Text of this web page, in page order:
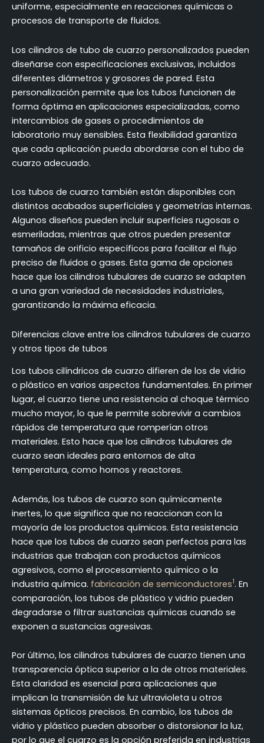
uniforme, especialmente en reacciones químicas o
procesos de transporte de fluidos.
Los cilindros de tubo de cuarzo personalizados pueden
diseñarse con especificaciones exclusivas, incluidos
diferentes diámetros y grosores de pared. Esta
personalización permite que los tubos funcionen de
forma óptima en aplicaciones especializadas, como
intercambios de gases o procedimientos de
laboratorio muy sensibles. Esta flexibilidad garantiza
que cada aplicación pueda abordarse con el tubo de
cuarzo adecuado.
Los tubos de cuarzo también están disponibles con
distintos acabados superficiales y geometrías internas.
Algunos diseños pueden incluir superficies rugosas o
esmeriladas, mientras que otros pueden presentar
tamaños de orificio específicos para facilitar el flujo
preciso de fluidos o gases. Esta gama de opciones
hace que los cilindros tubulares de cuarzo se adapten
a una gran variedad de necesidades industriales,
garantizando la máxima eficacia.
Diferencias clave entre los cilindros tubulares de cuarzo
y otros tipos de tubos
Los tubos cilíndricos de cuarzo difieren de los de vidrio
o plástico en varios aspectos fundamentales. En primer
lugar, el cuarzo tiene una resistencia al choque térmico
mucho mayor, lo que le permite sobrevivir a cambios
rápidos de temperatura que romperían otros
materiales. Esto hace que los cilindros tubulares de
cuarzo sean ideales para entornos de alta
temperatura, como hornos y reactores.
Además, los tubos de cuarzo son químicamente
inertes, lo que significa que no reaccionan con la
mayoría de los productos químicos. Esta resistencia
hace que los tubos de cuarzo sean perfectos para las
industrias que trabajan con productos químicos
agresivos, como el procesamiento químico o la
industria química. fabricación de semiconductores1. En
comparación, los tubos de plástico y vidrio pueden
degradarse o filtrar sustancias químicas cuando se
exponen a sustancias agresivas.
Por último, los cilindros tubulares de cuarzo tienen una
transparencia óptica superior a la de otros materiales.
Esta claridad es esencial para aplicaciones que
implican la transmisión de luz ultravioleta u otros
sistemas ópticos precisos. En cambio, los tubos de
vidrio y plástico pueden absorber o distorsionar la luz,
por lo que el cuarzo es la opción preferida en industrias